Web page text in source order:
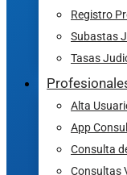
Registro
Subastas
Tasas
Alta
App
Consulta
Consultas